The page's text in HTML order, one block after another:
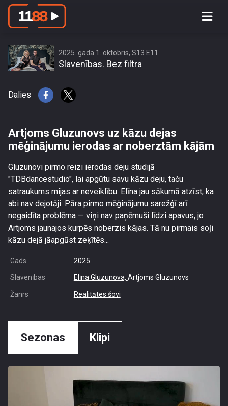
Artjoms Gluzunovs uz kāzu dejas
2025. gada 1. oktobris, S13 E11
Slavenības. Bez filtra
Dalies
Artjoms Gluzunovs uz kāzu dejas
mēģinājumu ierodas ar noberztām kājām
Gluzunovi pirmo reizi ierodas deju studijā
"TDBdancestudio", lai apgūtu savu kāzu deju, taču
satraukums mijas ar neveiklību. Elīna jau sākumā atzīst, ka
abi nav dejotāji. Pāra pirmo mēģinājumu sarežģī arī
negaidīta problēma — viņi nav paņēmuši līdzi apavus, jo
Artjoms jaunajos kurpēs noberzis kājas. Tā nu pirmais soļi
kāzu dejā jāapgūst zeķītēs...
Gads 2025
Slavenības Elīna Gluzunova, Artjoms Gluzunovs
Žanrs Realitātes šovi
Sezonas Klipi